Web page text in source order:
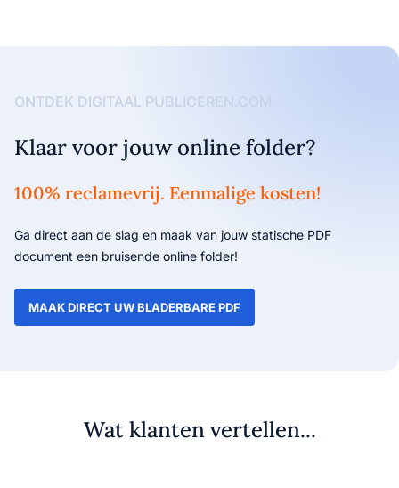
ONTDEK DIGITAAL PUBLICEREN.COM
Klaar voor jouw online folder?
100% reclamevrij. Eenmalige kosten!
Ga direct aan de slag en maak van jouw statische PDF
document een bruisende online folder!
MAAK DIRECT UW BLADERBARE PDF
Wat klanten vertellen...